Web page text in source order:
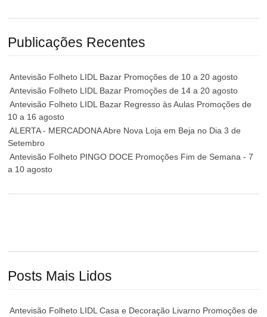
Publicações Recentes
Antevisão Folheto LIDL Bazar Promoções de 10 a 20 agosto
Antevisão Folheto LIDL Bazar Promoções de 14 a 20 agosto
Antevisão Folheto LIDL Bazar Regresso às Aulas Promoções de
10 a 16 agosto
ALERTA - MERCADONA Abre Nova Loja em Beja no Dia 3 de
Setembro
Antevisão Folheto PINGO DOCE Promoções Fim de Semana - 7
a 10 agosto
Posts Mais Lidos
Antevisão Folheto LIDL Casa e Decoração Livarno Promoções de